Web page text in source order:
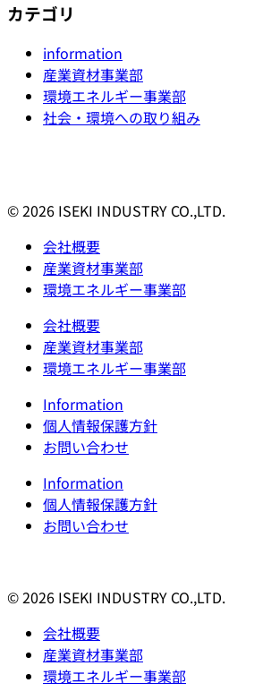
カテゴリ
information
産業資材事業部
環境エネルギー事業部
社会・環境への取り組み
© 2026 ISEKI INDUSTRY CO.,LTD.
会社概要
産業資材事業部
環境エネルギー事業部
会社概要
産業資材事業部
環境エネルギー事業部
Information
個人情報保護方針
お問い合わせ
Information
個人情報保護方針
お問い合わせ
© 2026 ISEKI INDUSTRY CO.,LTD.
会社概要
産業資材事業部
環境エネルギー事業部